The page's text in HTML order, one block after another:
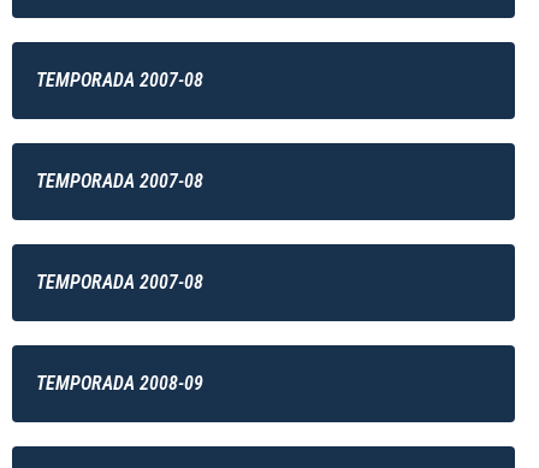
TEMPORADA 2007-08
TEMPORADA 2007-08
TEMPORADA 2007-08
TEMPORADA 2008-09